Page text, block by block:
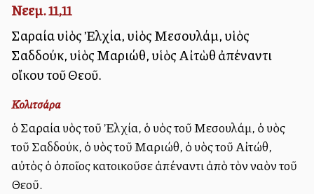
Νεεμ. 11,11
Σαραία υἱὸς Ἐλχία, υἱὸς Μεσουλάμ, υἱὸς
Σαδδούκ, υἱὸς Μαριώθ, υἱὸς Αἰτὼθ ἀπέναντι
οἴκου τοῦ Θεοῦ.
Κολιτσάρα
ὁ Σαραία υἱὸς τοῦ Ἐλχία, ὁ υἱὸς τοῦ Μεσουλάμ, ὁ υἱὸς
τοῦ Σαδδούκ, ὁ υἱὸς τοῦ Μαριώθ, ὁ υἱὸς τοῦ Αἰτώθ,
αὐτὸς ὁ ὁποῖος κατοικοῦσε ἀπέναντι ἀπὸ τὸν ναὸν τοῦ
Θεοῦ.